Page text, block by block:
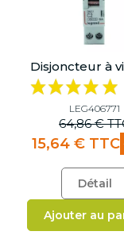
LEG406771
64,86 €
15,64 € TTC
Détail
Ajouter au